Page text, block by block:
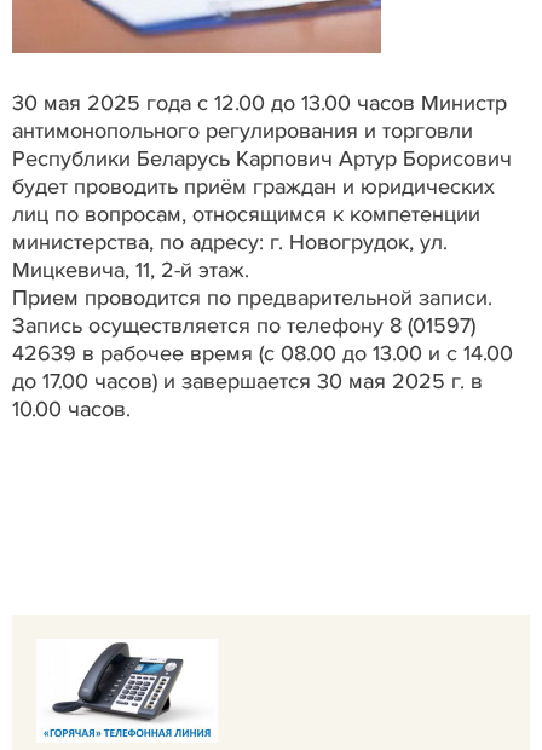
30 мая 2025 года с 12.00 до 13.00 часов Министр
антимонопольного регулирования и торговли
Республики Беларусь Карпович Артур Борисович
будет проводить приём граждан и юридических
лиц по вопросам, относящимся к компетенции
министерства, по адресу: г. Новогрудок, ул.
Мицкевича, 11, 2-й этаж.
Прием проводится по предварительной записи.
Запись осуществляется по телефону 8 (01597)
42639 в рабочее время (с 08.00 до 13.00 и с 14.00
до 17.00 часов) и завершается 30 мая 2025 г. в
10.00 часов.